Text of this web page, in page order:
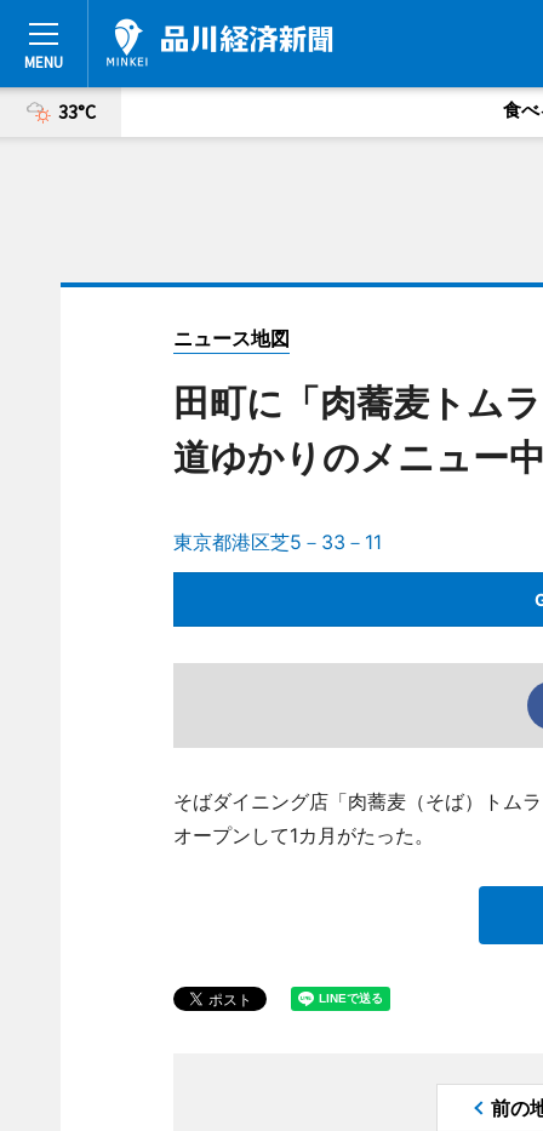
33°C 食べ
ニュース地図
田町に「肉蕎麦トム
道ゆかりのメニュー
東京都港区芝5－33－11
そばダイニング店「肉蕎麦（そば）トム
オープンして1カ月がたった。
前の